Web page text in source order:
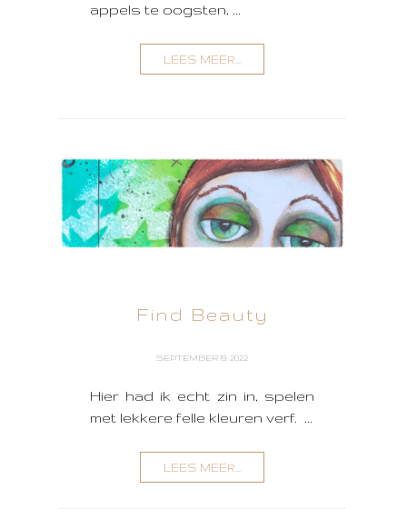
appels te oogsten, ...
LEES MEER...
Find Beauty
SEPTEMBER 19, 2022
Hier had ik echt zin in, spelen
met lekkere felle kleuren verf. ...
LEES MEER...